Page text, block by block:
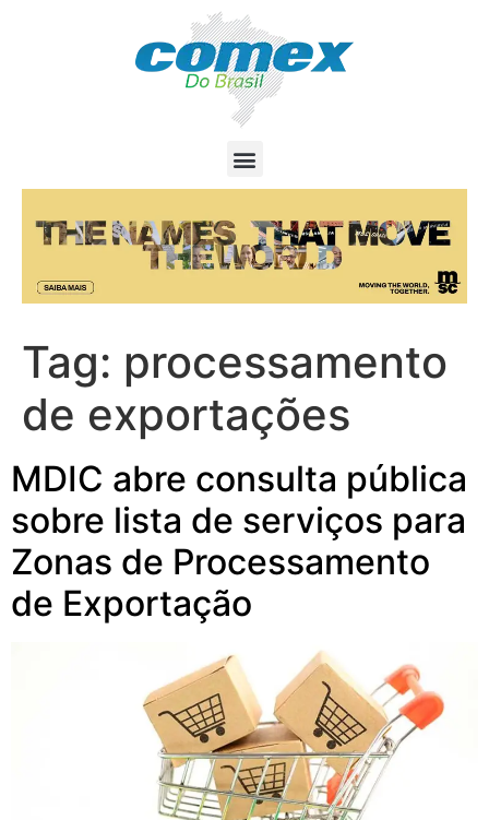
Tag: processamento
de exportações
MDIC abre consulta pública
sobre lista de serviços para
Zonas de Processamento
de Exportação